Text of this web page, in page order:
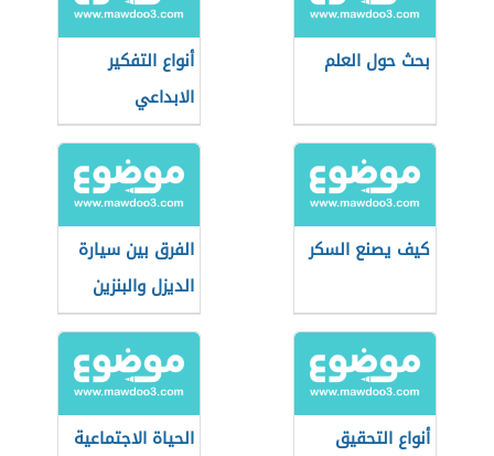
بحث حول العلم
أنواع التفكير
الابداعي
كيف يصنع السكر
الفرق بين سيارة
الديزل والبنزين
أنواع التحقيق
الحياة الاجتماعية